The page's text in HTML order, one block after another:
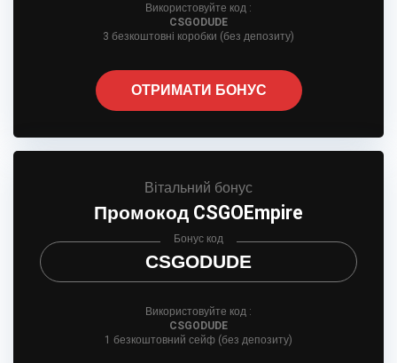
Використовуйте код :
CSGODUDE
3 безкоштовні коробки (без депозиту)
ОТРИМАТИ БОНУС
Вітальний бонус
Промокод CSGOEmpire
CSGODUDE
Бонус код
Використовуйте код :
CSGODUDE
1 безкоштовний сейф (без депозиту)